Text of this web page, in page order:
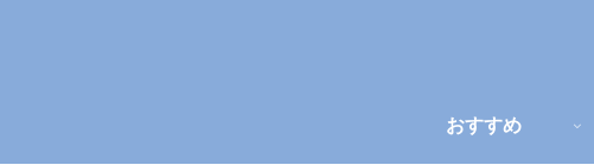
おすすめ